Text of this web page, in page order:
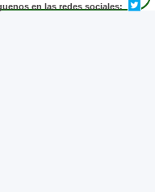
en las redes sociales: